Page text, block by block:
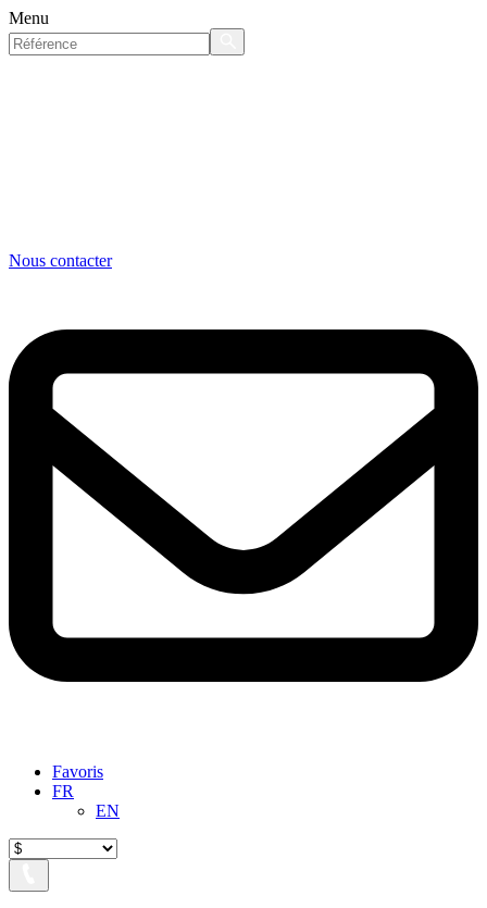
Menu
Nous contacter
Favoris
FR
EN